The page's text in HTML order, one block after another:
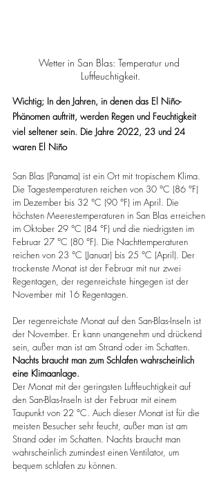
Wetter in San Blas: Temperatur und
Luftfeuchtigkeit.
Wichtig; In den Jahren, in denen das El Niño-
Phänomen auftritt, werden Regen und Feuchtigkeit
viel seltener sein. Die Jahre 2022, 23 und 24
waren El Niño
San Blas (Panama) ist ein Ort mit tropischem Klima.
Die Tagestemperaturen reichen von 30 °C (86 °F)
im Dezember bis 32 °C (90 °F) im April. Die
höchsten Meerestemperaturen in San Blas erreichen
im Oktober 29 °C (84 °F) und die niedrigsten im
Februar 27 °C (80 °F). Die Nachttemperaturen
reichen von 23 °C (Januar) bis 25 °C (April). Der
trockenste Monat ist der Februar mit nur zwei
Regentagen, der regenreichste hingegen ist der
November mit 16 Regentagen.
Der regenreichste Monat auf den San-Blas-Inseln ist
der November. Er kann unangenehm und drückend
sein, außer man ist am Strand oder im Schatten.
Nachts braucht man zum Schlafen wahrscheinlich
eine Klimaanlage.
Der Monat mit der geringsten Luftfeuchtigkeit auf
den San-Blas-Inseln ist der Februar mit einem
Taupunkt von 22 °C. Auch dieser Monat ist für die
meisten Besucher sehr feucht, außer man ist am
Strand oder im Schatten. Nachts braucht man
wahrscheinlich zumindest einen Ventilator, um
bequem schlafen zu können.